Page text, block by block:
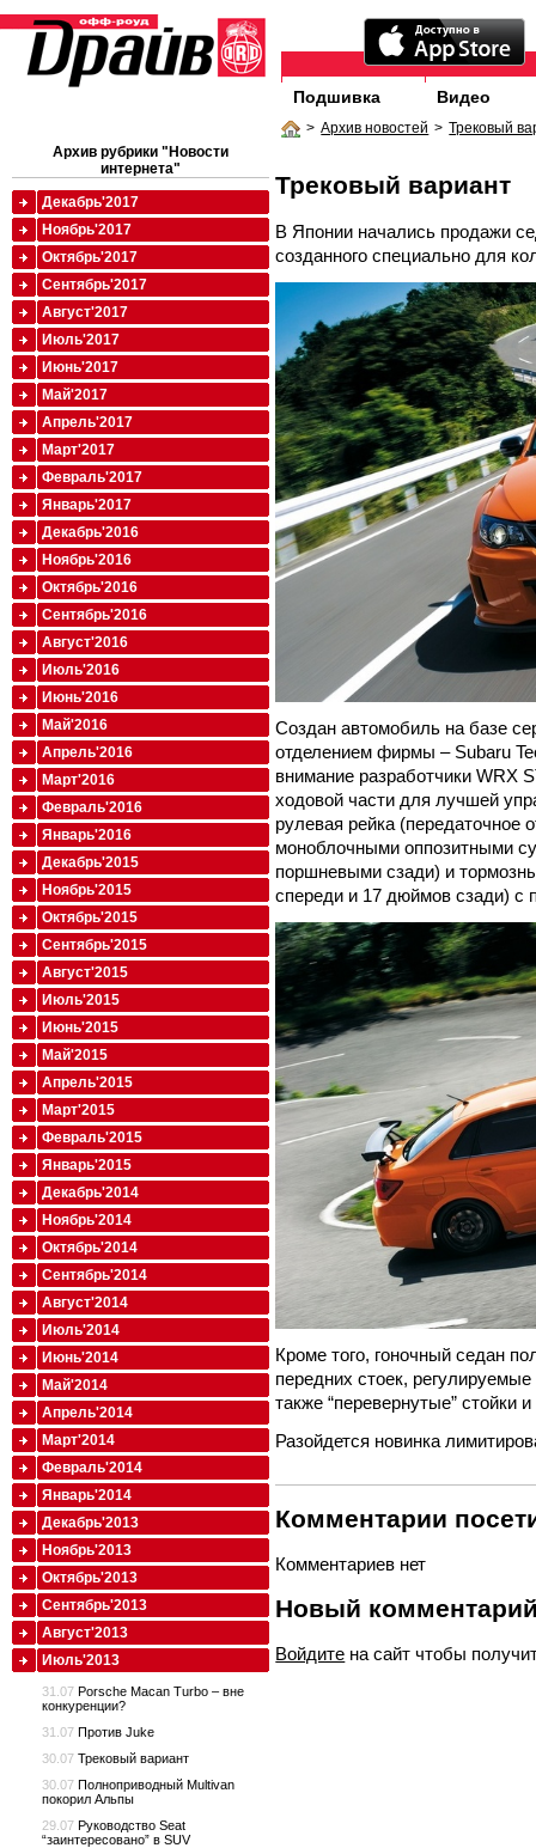
Подшивка Видео
> Архив новостей > Трековый
Трековый вариант
В Японии начались продажи
созданного специально для
Создан автомобиль на базе
отделением фирмы – Subaru
внимание разработчики WRX
ходовой части для лучшей
рулевая рейка (передаточное
моноблочными оппозитными
поршневыми сзади) и
спереди и 17 дюймов сзади) с
Кроме того, гоночный седан
передних стоек,
также “перевернутые” стойки
Разойдется новинка
Комментарии
Комментариев нет
Новый
Войдите на сайт чтобы
Архив рубрики "Новости
интернета"
Декабрь'2017
Ноябрь'2017
Октябрь'2017
Сентябрь'2017
Август'2017
Июль'2017
Июнь'2017
Май'2017
Апрель'2017
Март'2017
Февраль'2017
Январь'2017
Декабрь'2016
Ноябрь'2016
Октябрь'2016
Сентябрь'2016
Август'2016
Июль'2016
Июнь'2016
Май'2016
Апрель'2016
Март'2016
Февраль'2016
Январь'2016
Декабрь'2015
Ноябрь'2015
Октябрь'2015
Сентябрь'2015
Август'2015
Июль'2015
Июнь'2015
Май'2015
Апрель'2015
Март'2015
Февраль'2015
Январь'2015
Декабрь'2014
Ноябрь'2014
Октябрь'2014
Сентябрь'2014
Август'2014
Июль'2014
Июнь'2014
Май'2014
Апрель'2014
Март'2014
Февраль'2014
Январь'2014
Декабрь'2013
Ноябрь'2013
Октябрь'2013
Сентябрь'2013
Август'2013
Июль'2013
31.07 Porsche Macan Turbo – вне
конкуренции?
31.07 Против Juke
30.07 Трековый вариант
30.07 Полноприводный Multivan
покорил Альпы
29.07 Руководство Seat
“заинтересовано” в SUV